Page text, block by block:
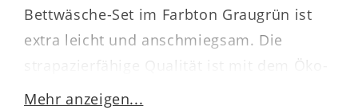
Bettwäsche-Set im Farbton Graugrün ist
extra leicht und anschmiegsam. Die
strapazierfähige Qualität ist mit dem Öko-
Tex® Standard 100-Siegel versehen.
Mehr anzeigen...